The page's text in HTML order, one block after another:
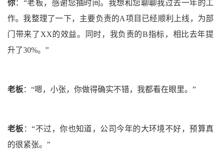
你： “老板，感谢您抽时间。我想和您聊聊我过去一年的工
作。我整理了一下，主要负责的A项目已经顺利上线，为部
门带来了XX的效益。同时，我负责的B指标，相比去年提
升了30%。”
老板： “嗯，小张，你做得确实不错，我都看在眼里。”
老板 ：“不过，你也知道，公司今年的大环境不好，预算真
的很紧张。”